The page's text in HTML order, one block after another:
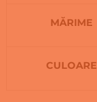
MĂRIME
CULOARE